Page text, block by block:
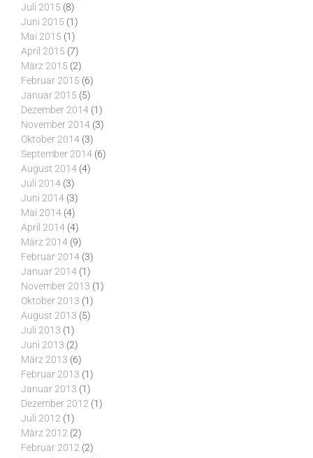
Juli 2015 (8)
Juni 2015 (1)
Mai 2015 (1)
April 2015 (7)
März 2015 (2)
Februar 2015 (6)
Januar 2015 (5)
Dezember 2014 (1)
November 2014 (3)
Oktober 2014 (3)
September 2014 (6)
August 2014 (4)
Juli 2014 (3)
Juni 2014 (3)
Mai 2014 (4)
April 2014 (4)
März 2014 (9)
Februar 2014 (3)
Januar 2014 (1)
November 2013 (1)
Oktober 2013 (1)
August 2013 (5)
Juli 2013 (1)
Juni 2013 (2)
März 2013 (6)
Februar 2013 (1)
Januar 2013 (1)
Dezember 2012 (1)
Juli 2012 (1)
März 2012 (2)
Februar 2012 (2)